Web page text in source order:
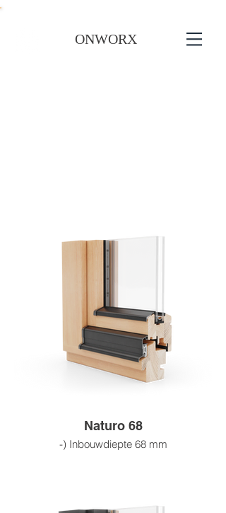
ONWORX
Naturo 68
-) Inbouwdiepte 68 mm